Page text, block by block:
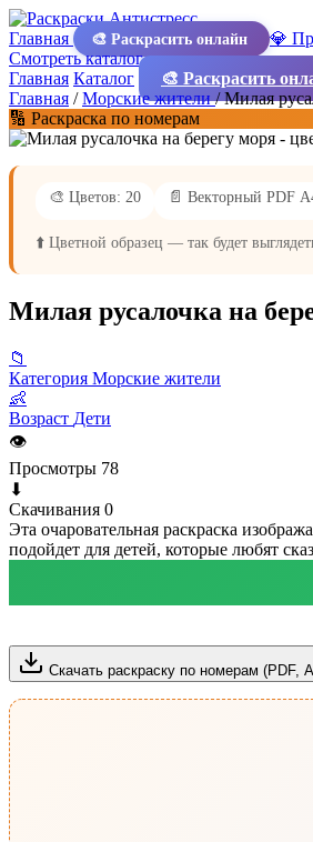
Главная 🎨 Раскрасить онлайн
💎
Смотреть каталог
Главная Каталог 🎨 Раскрасить
Главная /Морские жители/Милая
🔢 Раскраска по номерам
🎨 Цветов: 20 📄 Векторный PDF
⬆️ Цветной образец — так будет
Милая русалочка на
📁
Категория Морские жители
👶
Возраст Дети
👁
Просмотры 78
⬇
Скачивания 0
Эта очаровательная раскраска
подойдет для детей, которые любят
Скачать раскраску по номерам (PDF,